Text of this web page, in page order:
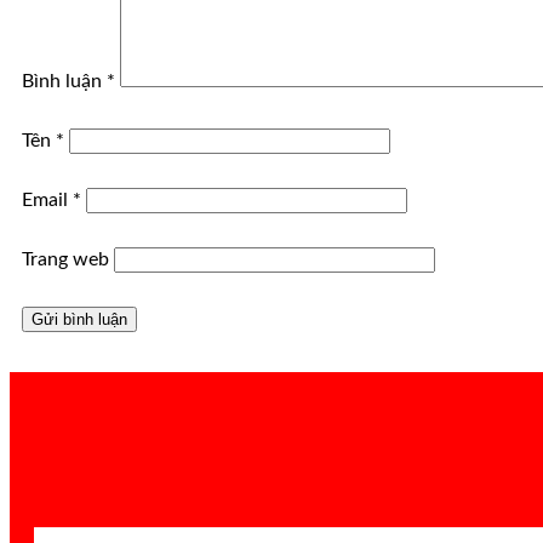
Bình luận *
Tên *
Email *
Trang web